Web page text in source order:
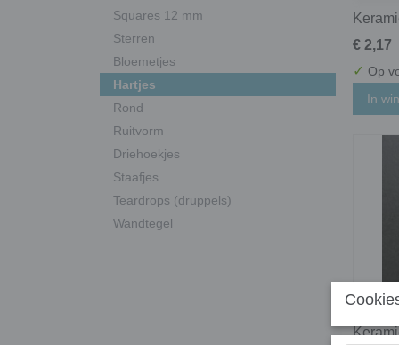
Squares 12 mm
Sterren
Bloemetjes
Hartjes
Rond
Ruitvorm
Driehoekjes
Staafjes
Teardrops (druppels)
Wandtegel
€ 2,17
✓ Op
In